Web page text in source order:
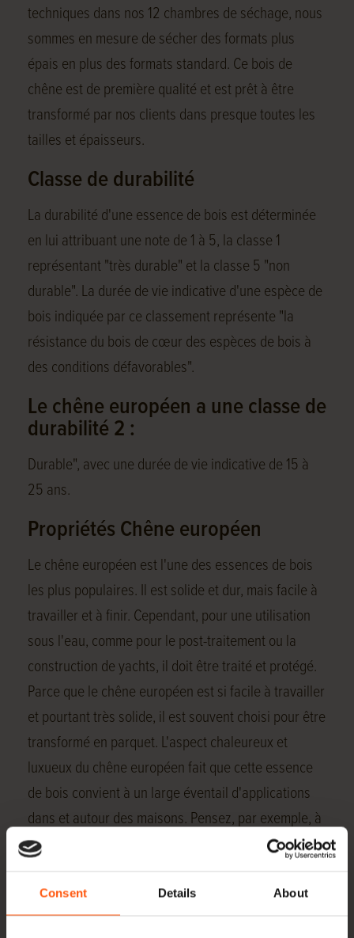
Consent Details About
techniques dans nos 12 chambres de séchage, nous
sommes en mesure de sécher des formats plus
épais en plus des formats standard. Ce bois de
chêne est de première qualité et est prêt à être
transformé par nos clients dans presque toutes les
tailles et épaisseurs.
Classe de durabilité
La durabilité d'une essence de bois est déterminée
en lui attribuant une note de 1 à 5, la classe 1
représentant "très durable" et la classe 5 "non
durable". La durée de vie indicative d'une espèce de
bois indiquée par ce classement représente "la
résistance du bois de cœur des espèces de bois à
des conditions défavorables".
Le chêne européen a une classe de
durabilité 2 :
Durable", avec une durée de vie indicative de 15 à
25 ans.
Propriétés Chêne européen
Le chêne européen est l'une des essences de bois
les plus populaires. Il est solide et dur, mais facile à
travailler et à finir. Cependant, pour une utilisation
sous l'eau, comme pour le post-traitement ou la
construction de yachts, il doit être traité et protégé.
Parce que le chêne européen est si facile à travailler
et pourtant très solide, il est souvent choisi pour être
transformé en parquet. L'aspect chaleureux et
luxueux du chêne européen fait que cette essence
de bois convient à un large éventail d'applications
dans et autour des maisons. Pensez, par exemple, à
la fabrication de meubles (bois pour meubles en
Stock de chêne européen